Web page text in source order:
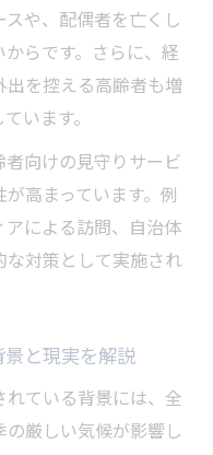
り活動の実践ポイ
友人と連絡を取り
たい地域サービス
や、配偶者を亡くし
らです。さらに、経
を控える高齢者も増
います。
向けの見守りサービ
高まっています。例
による訪問、自治体
な対策として実施され
と現実を解説
ている背景には、全
厳しい気候が影響し